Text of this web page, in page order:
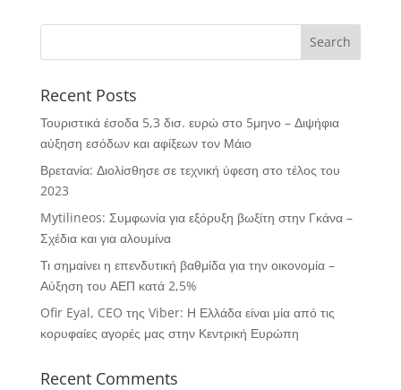
Recent Posts
Τουριστικά έσοδα 5,3 δισ. ευρώ στο 5μηνο – Διψήφια
αύξηση εσόδων και αφίξεων τον Μάιο
Βρετανία: Διολίσθησε σε τεχνική ύφεση στο τέλος του
2023
Mytilineos: Συμφωνία για εξόρυξη βωξίτη στην Γκάνα –
Σχέδια και για αλουμίνα
Τι σημαίνει η επενδυτική βαθμίδα για την οικονομία –
Αύξηση του ΑΕΠ κατά 2,5%
Ofir Eyal, CEO της Viber: Η Ελλάδα είναι μία από τις
κορυφαίες αγορές μας στην Κεντρική Ευρώπη
Recent Comments